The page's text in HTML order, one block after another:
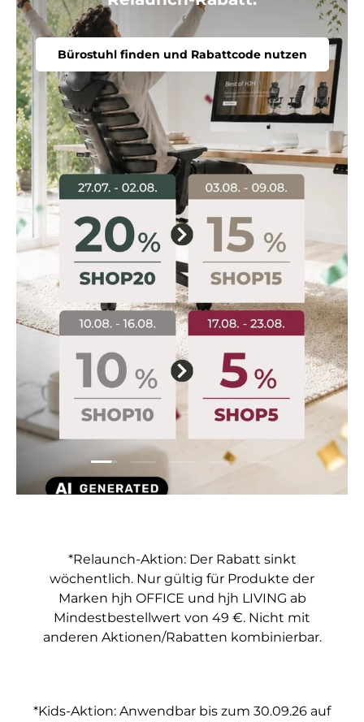
Folie laden 1 von 5
Folie laden 2 von 5
Folie laden 3 von 5
Folie laden 4 von 5
Folie laden 5
*Relaunch-Aktion: Der Rabatt sinkt
wöchentlich. Nur gültig für Produkte der
Marken hjh OFFICE und hjh LIVING ab
Mindestbestellwert von 49 €. Nicht mit
anderen Aktionen/Rabatten kombinierbar.
*Kids-Aktion: Anwendbar bis zum 30.09.26 auf